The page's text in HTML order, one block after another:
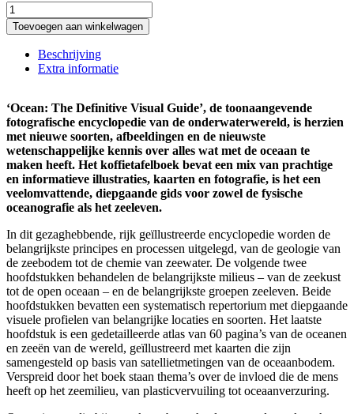
Ocean:
The
Definitive
Visual
Guide
Toevoegen aan winkelwagen
Beschrijving
Extra informatie
‘Ocean: The Definitive Visual Guide’, de toonaangevende
fotografische encyclopedie van de onderwaterwereld, is herzien
met nieuwe soorten, afbeeldingen en de nieuwste
wetenschappelijke kennis over alles wat met de oceaan te
maken heeft. Het koffietafelboek bevat een mix van prachtige
en informatieve illustraties, kaarten en fotografie, is het een
veelomvattende, diepgaande gids voor zowel de fysische
oceanografie als het zeeleven.
In dit gezaghebbende, rijk geïllustreerde encyclopedie worden de
belangrijkste principes en processen uitgelegd, van de geologie van
de zeebodem tot de chemie van zeewater. De volgende twee
hoofdstukken behandelen de belangrijkste milieus – van de zeekust
tot de open oceaan – en de belangrijkste groepen zeeleven. Beide
hoofdstukken bevatten een systematisch repertorium met diepgaande
visuele profielen van belangrijke locaties en soorten. Het laatste
hoofdstuk is een gedetailleerde atlas van 60 pagina’s van de oceanen
en zeeën van de wereld, geïllustreerd met kaarten die zijn
samengesteld op basis van satellietmetingen van de oceaanbodem.
Verspreid door het boek staan thema’s over de invloed die de mens
heeft op het zeemilieu, van plasticvervuiling tot oceaanverzuring.